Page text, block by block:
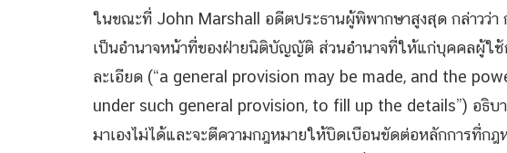
ในขณะที่ John Marshall อดีตประธานผู้พิพากษาสูงสุด กล่าวว่
เป็นอำนาจหน้าที่ของฝ่ายนิติบัญญัติ ส่วนอำนาจที่ให้แก่บุคคลผู้ใช้
ละเอียด (“a general provision may be made, and the
under such general provision, to fill up the details”) อธิบ
มาเองไม่ได้และจะตีความกฎหมายให้บิดเบือนขัดต่อหลักการที่ก